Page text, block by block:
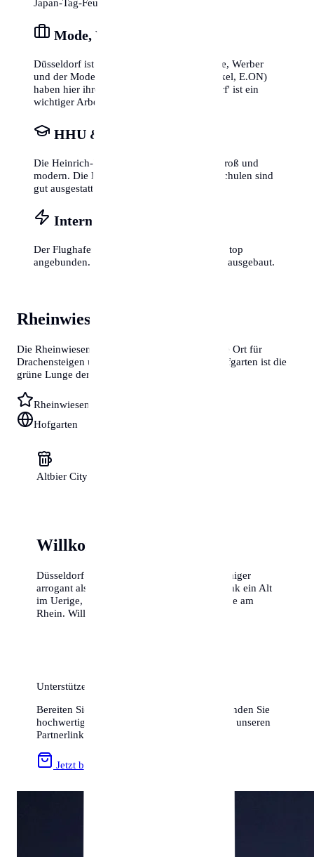
Mode, Werbung & Berater
Düsseldorf ist die Stadt der Berater, Anwälte, Werber
und der Mode. Viele DAX-Konzerne (Henkel, E.ON)
haben hier ihren Sitz. Die 'Messe Düsseldorf' ist ein
wichtiger Arbeitgeber.
HHU & Kunstakademie
Die Heinrich-Heine-Universität (HHU) ist groß und
modern. Die Kunstakademie ist legendär. Schulen sind
gut ausgestattet.
Internet & Flughafen
Der Flughafen DUS ist nah an der Stadt und top
angebunden. Internet ist gut, Glasfaser wird ausgebaut.
Rheinwiesen & Hofgarten
Die Rheinwiesen in Oberkassel sind der perfekte Ort für
Drachensteigen und Sonnenuntergänge. Der Hofgarten ist die
grüne Lunge der City.
Rheinwiesen
Hofgarten
Altbier City
Willkommen am Rhein
Düsseldorf wird dich überraschen. Es ist weniger
arrogant als sein Ruf und sehr weltoffen. Trink ein Alt
im Uerige, iss eine Ramen-Suppe und flaniere am
Rhein. Willkommen in D-Town!
Unterstützen Sie uns & Sparen Sie!
Bereiten Sie Ihren Umzug optimal vor und finden Sie
hochwertiges Zubehör zum besten Preis über unseren
Partnerlink:
Jetzt bei Amazon stöbern »